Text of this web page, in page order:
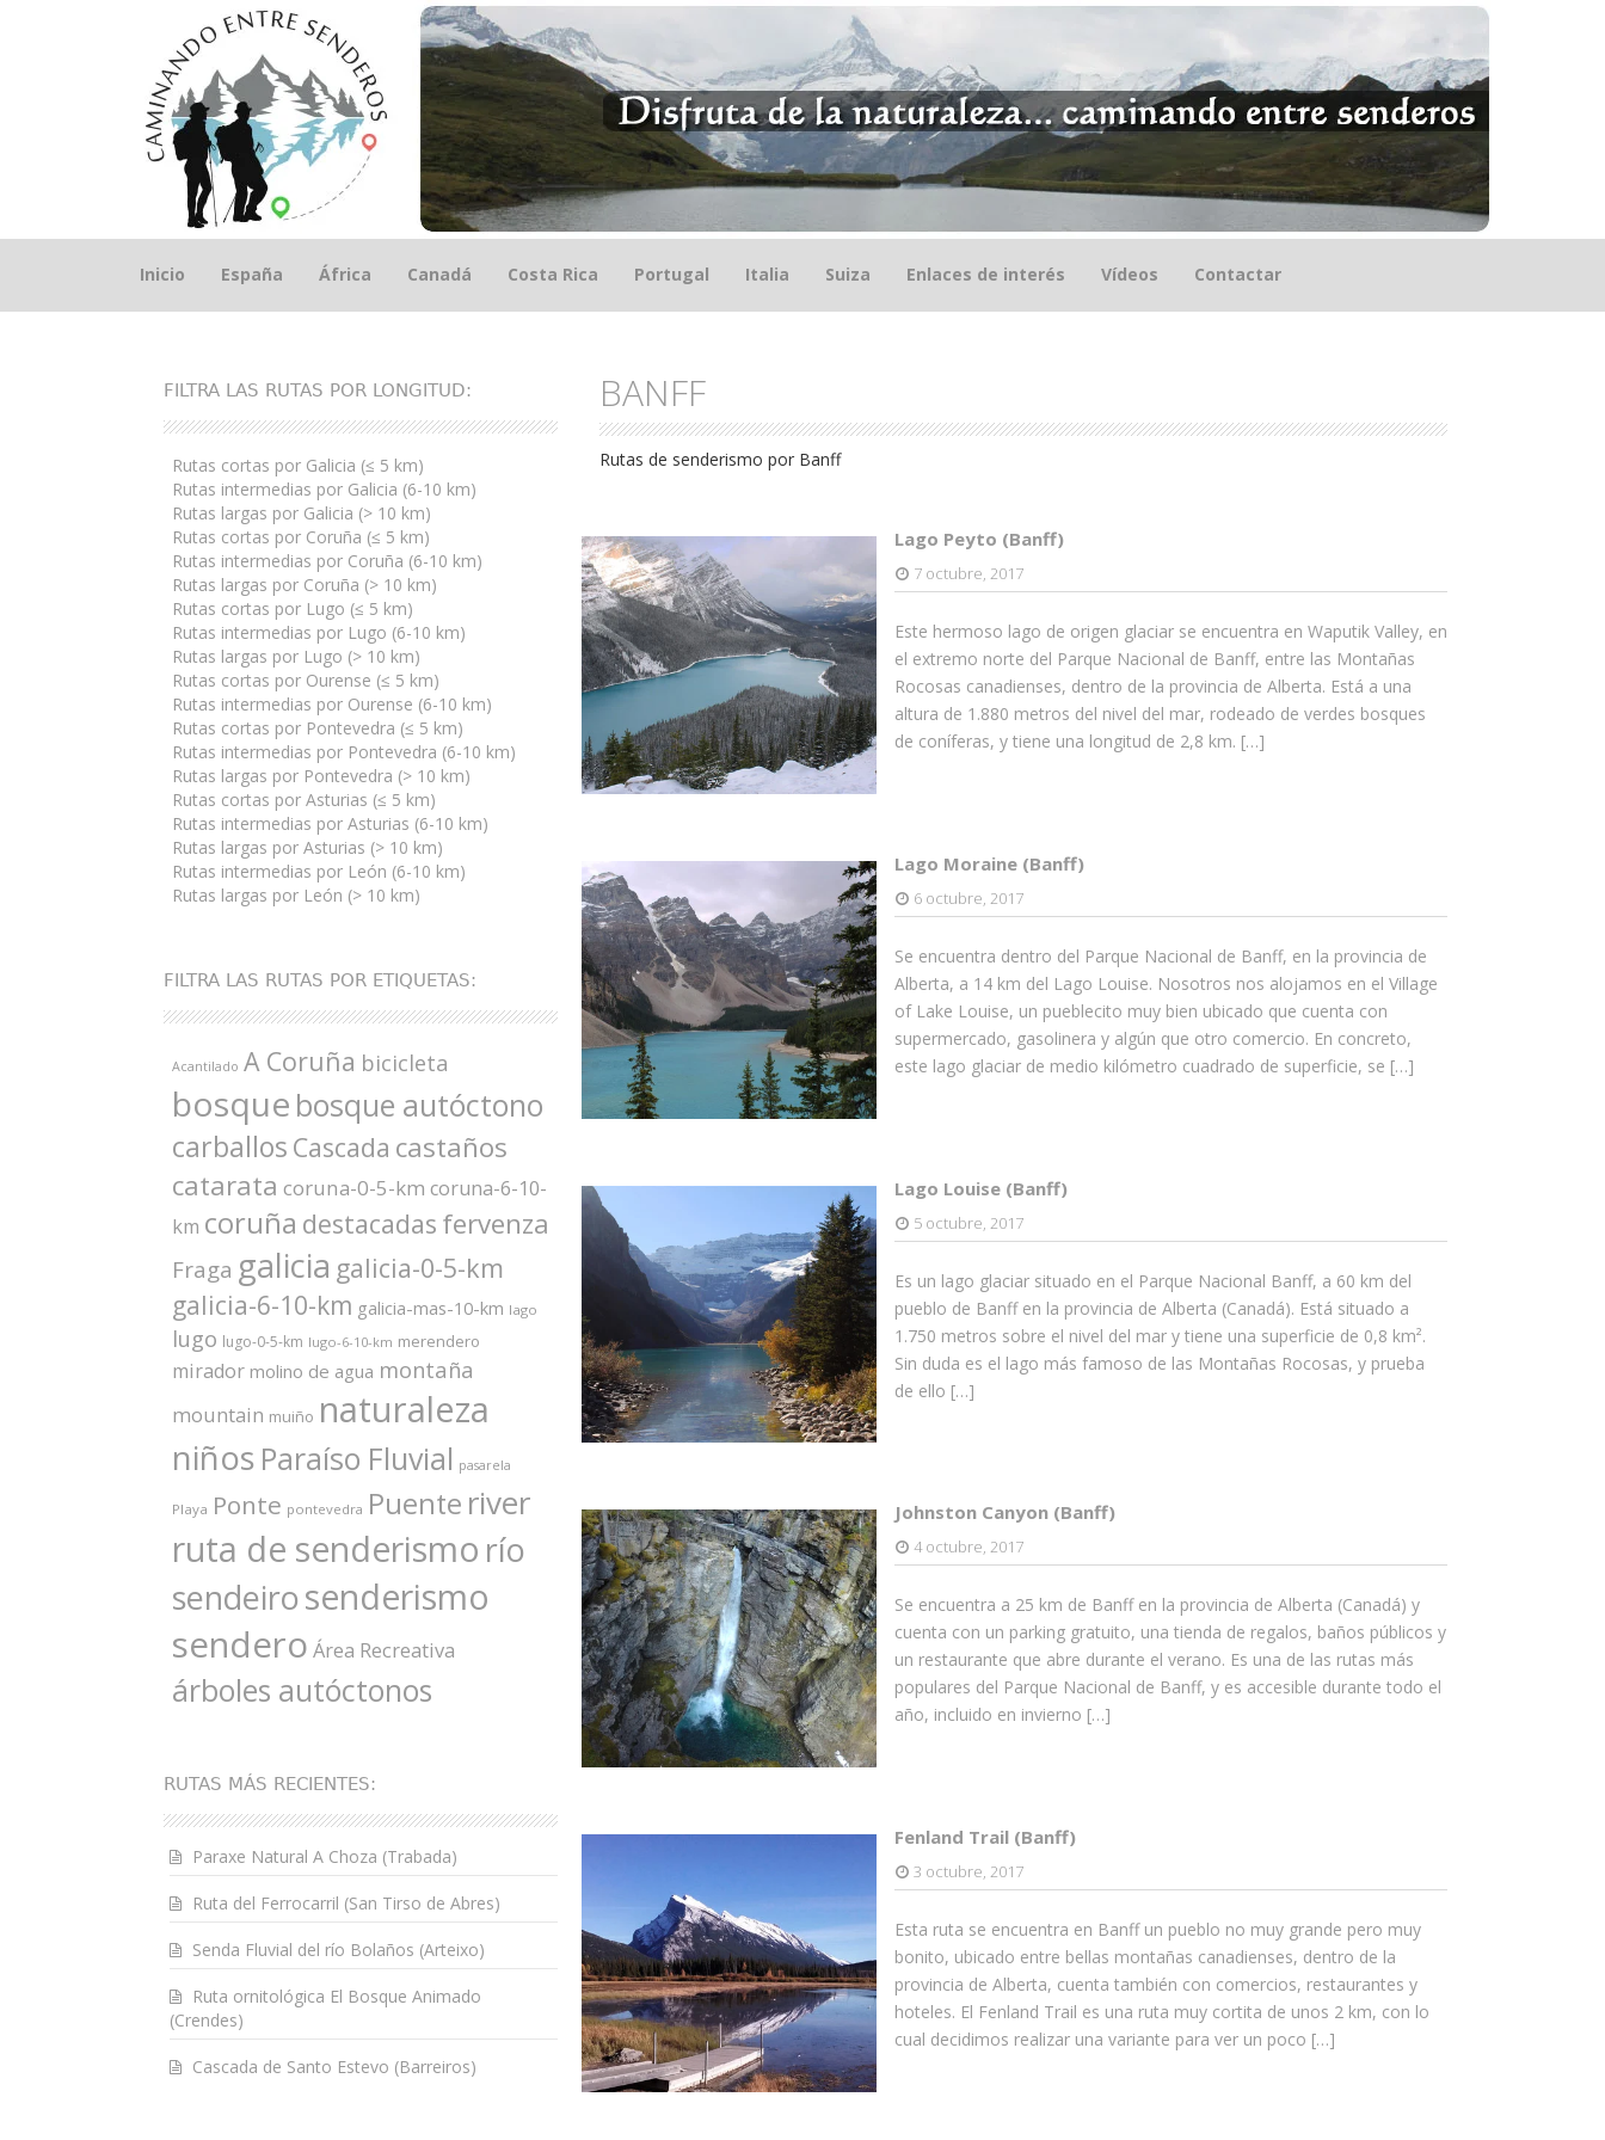
Saltar
Inicio España África Canadá Costa Rica Portugal Italia Suiza Enlaces de interés Vídeos Contactar
BANFF
Rutas de senderismo por Banff
Lago Peyto (Banff)
7 octubre, 2017
Este hermoso lago de origen glaciar se encuentra en Waputik Valley, en
el extremo norte del Parque Nacional de Banff, entre las Montañas
Rocosas canadienses, dentro de la provincia de Alberta. Está a una
altura de 1.880 metros del nivel del mar, rodeado de verdes bosques
de coníferas, y tiene una longitud de 2,8 km. […]
Lago Moraine (Banff)
6 octubre, 2017
Se encuentra dentro del Parque Nacional de Banff, en la provincia de
Alberta, a 14 km del Lago Louise. Nosotros nos alojamos en el Village
of Lake Louise, un pueblecito muy bien ubicado que cuenta con
supermercado, gasolinera y algún que otro comercio. En concreto,
este lago glaciar de medio kilómetro cuadrado de superficie, se […]
Lago Louise (Banff)
5 octubre, 2017
Es un lago glaciar situado en el Parque Nacional Banff, a 60 km del
pueblo de Banff en la provincia de Alberta (Canadá). Está situado a
1.750 metros sobre el nivel del mar y tiene una superficie de 0,8 km².
Sin duda es el lago más famoso de las Montañas Rocosas, y prueba
de ello […]
Johnston Canyon (Banff)
4 octubre, 2017
Se encuentra a 25 km de Banff en la provincia de Alberta (Canadá) y
cuenta con un parking gratuito, una tienda de regalos, baños públicos y
un restaurante que abre durante el verano. Es una de las rutas más
populares del Parque Nacional de Banff, y es accesible durante todo el
año, incluido en invierno […]
Fenland Trail (Banff)
3 octubre, 2017
Esta ruta se encuentra en Banff un pueblo no muy grande pero muy
bonito, ubicado entre bellas montañas canadienses, dentro de la
provincia de Alberta, cuenta también con comercios, restaurantes y
hoteles. El Fenland Trail es una ruta muy cortita de unos 2 km, con lo
cual decidimos realizar una variante para ver un poco […]
FILTRA LAS RUTAS POR LONGITUD:
Rutas cortas por Galicia (≤ 5 km)
Rutas intermedias por Galicia (6-10 km)
Rutas largas por Galicia (> 10 km)
Rutas cortas por Coruña (≤ 5 km)
Rutas intermedias por Coruña (6-10 km)
Rutas largas por Coruña (> 10 km)
Rutas cortas por Lugo (≤ 5 km)
Rutas intermedias por Lugo (6-10 km)
Rutas largas por Lugo (> 10 km)
Rutas cortas por Ourense (≤ 5 km)
Rutas intermedias por Ourense (6-10 km)
Rutas cortas por Pontevedra (≤ 5 km)
Rutas intermedias por Pontevedra (6-10 km)
Rutas largas por Pontevedra (> 10 km)
Rutas cortas por Asturias (≤ 5 km)
Rutas intermedias por Asturias (6-10 km)
Rutas largas por Asturias (> 10 km)
Rutas intermedias por León (6-10 km)
Rutas largas por León (> 10 km)
FILTRA LAS RUTAS POR ETIQUETAS:
Acantilado A Coruña bicicleta
bosque bosque autóctono
carballos Cascada castaños
catarata coruna-0-5-km coruna-6-10-
km coruña destacadas fervenza
Fraga galicia galicia-0-5-km
galicia-6-10-km galicia-mas-10-km lago
lugo lugo-0-5-km lugo-6-10-km merendero
mirador molino de agua montaña
mountain muiño naturaleza
niños Paraíso Fluvial pasarela
Playa Ponte pontevedra Puente river
ruta de senderismo río
sendeirosenderismo
sendero Área Recreativa
árboles autóctonos
RUTAS MÁS RECIENTES:
Paraxe Natural A Choza (Trabada)
Ruta del Ferrocarril (San Tirso de Abres)
Senda Fluvial del río Bolaños (Arteixo)
Ruta ornitológica El Bosque Animado
(Crendes)
Cascada de Santo Estevo (Barreiros)